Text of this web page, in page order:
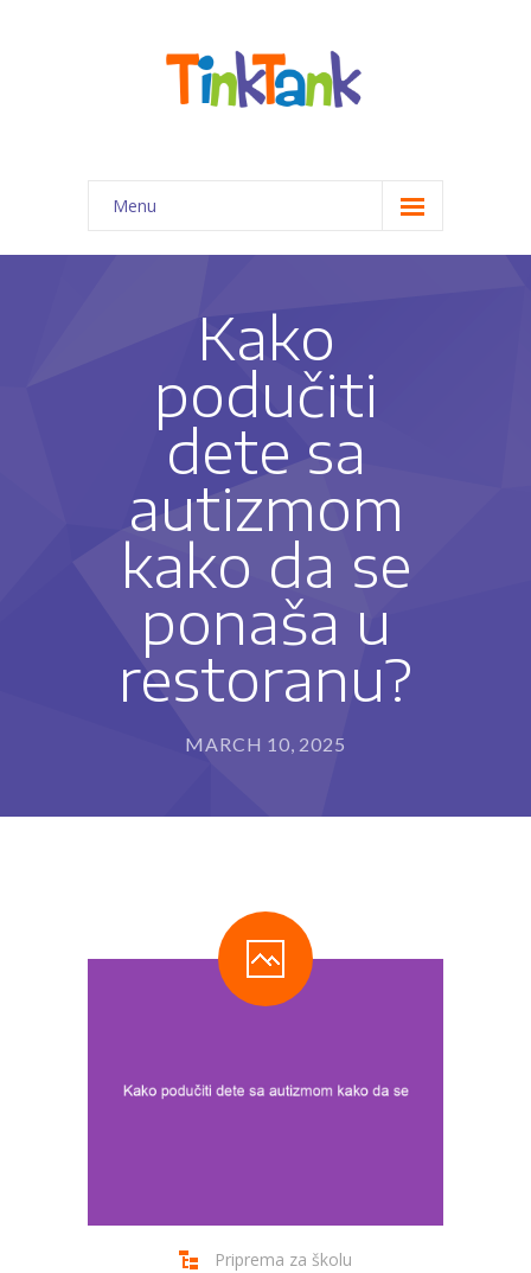
Menu
Početna
-- Priprema predškolaca za 1. razred
-- Kreativno-edukativne radionice
-- Pomoć pri izradi domaćih zadataka
-- Programi edukativne terapije
---- Program za razvoj sposobnosti pisanja i
rukopisa (IET-P®)
---- Program usvajanja čitanja (IET-Č®)
---- Program usvajanja matematičkih sposobnosti
(IET-M®)
Metode rada
---- Kome edukativna terapija može da pomogne?
---- Kako edukativni terapeut može da pomogne?
Cenovnik
Kako
podučiti
dete sa
autizmom
kako da se
ponaša u
restoranu?
MARCH 10, 2025
Priprema za školu